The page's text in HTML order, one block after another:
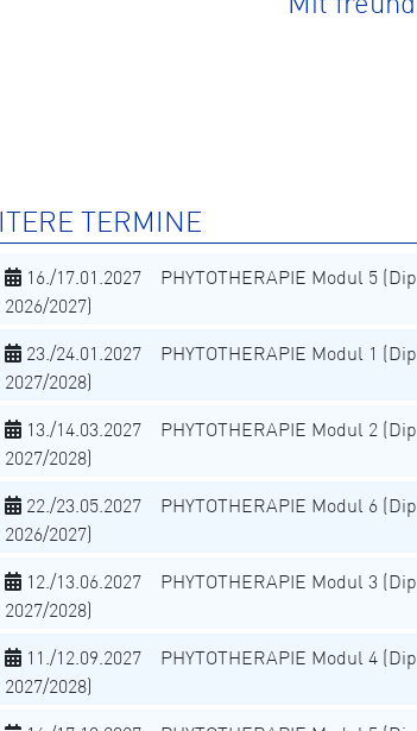
TERMINE
16./17.01.2027 PHYTOTHERAPIE Modul 5
2026/2027)
23./24.01.2027 PHYTOTHERAPIE Modul 1
2027/2028)
13./14.03.2027 PHYTOTHERAPIE Modul 2
2027/2028)
22./23.05.2027 PHYTOTHERAPIE Modul 6
2026/2027)
12./13.06.2027 PHYTOTHERAPIE Modul 3
2027/2028)
11./12.09.2027 PHYTOTHERAPIE Modul 4
2027/2028)